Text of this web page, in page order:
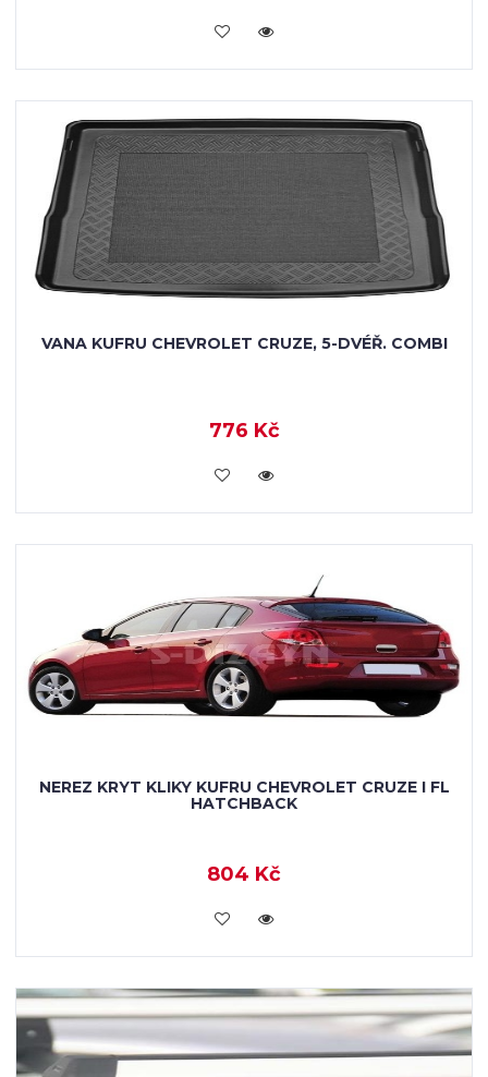
KOUPIT
VANA KUFRU CHEVROLET CRUZE, 5-DVÉŘ. COMBI
776 Kč
KOUPIT
NEREZ KRYT KLIKY KUFRU CHEVROLET CRUZE I FL
HATCHBACK
804 Kč
KOUPIT